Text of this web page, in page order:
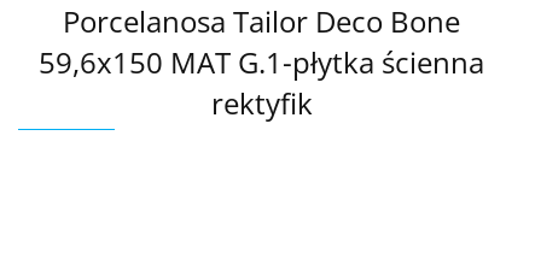
Porcelanosa Tailor Deco Bone
59,6x150 MAT G.1-płytka ścienna
rektyfik